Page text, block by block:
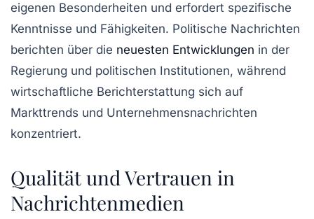
eigenen Besonderheiten und erfordert spezifische
Kenntnisse und Fähigkeiten. Politische Nachrichten
berichten über die neuesten Entwicklungen in der
Regierung und politischen Institutionen, während
wirtschaftliche Berichterstattung sich auf
Markttrends und Unternehmensnachrichten
konzentriert.
Qualität und Vertrauen in
Nachrichtenmedien